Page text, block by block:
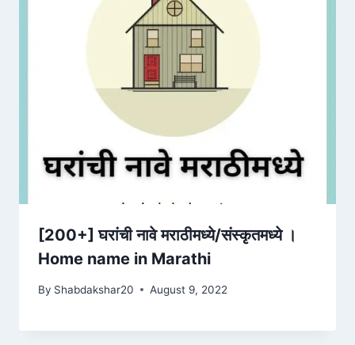
[200+] घरांची नावे मराठीमध्ये/संस्कृतमध्ये ।
Home name in Marathi
By Shabdakshar20 August 9, 2022